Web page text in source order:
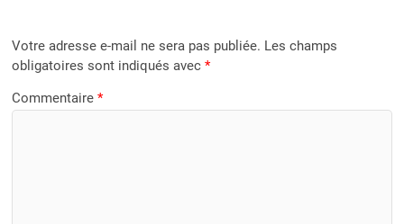
Votre adresse e-mail ne sera pas publiée. Les champs
obligatoires sont indiqués avec*
Commentaire*